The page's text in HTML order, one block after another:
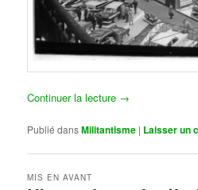
Continuer la lecture →
Publié dansMilitantisme | Laisser un
MIS EN AVANT